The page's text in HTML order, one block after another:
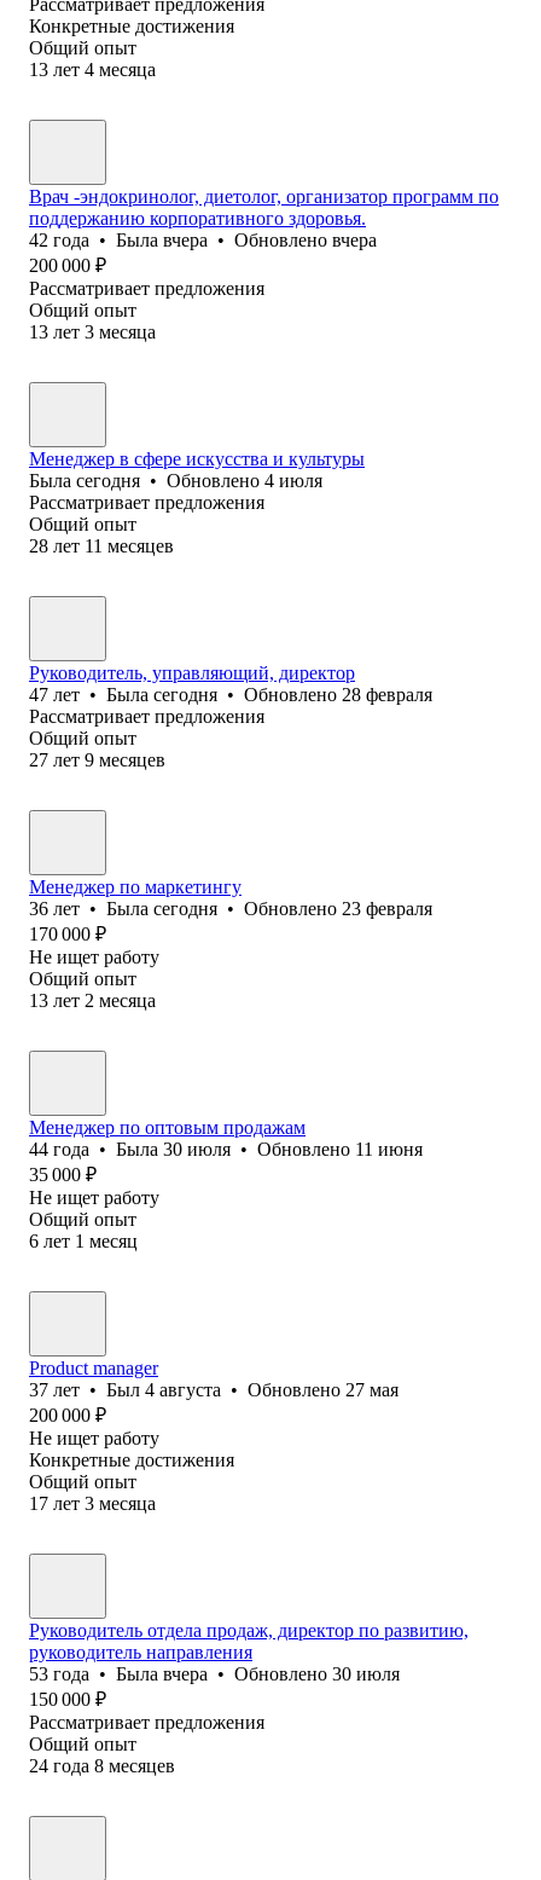
Конкретные достижения
Общий опыт
13 лет 4 месяца
Врач -эндокринолог, диетолог, организатор программ по
поддержанию корпоративного здоровья.
42 года • Была вчера • Обновлено вчера
200 000 ₽
Рассматривает предложения
Общий опыт
13 лет 3 месяца
Менеджер в сфере искусства и культуры
Была сегодня • Обновлено 4 июля
Рассматривает предложения
Общий опыт
28 лет 11 месяцев
Руководитель, управляющий, директор
47 лет • Была сегодня • Обновлено 28 февраля
Рассматривает предложения
Общий опыт
27 лет 9 месяцев
Менеджер по маркетингу
36 лет • Была сегодня • Обновлено 23 февраля
170 000 ₽
Не ищет работу
Общий опыт
13 лет 2 месяца
Менеджер по оптовым продажам
44 года • Была 30 июля • Обновлено 11 июня
35 000 ₽
Не ищет работу
Общий опыт
6 лет 1 месяц
Product manager
37 лет • Был 4 августа • Обновлено 27 мая
200 000 ₽
Не ищет работу
Конкретные достижения
Общий опыт
17 лет 3 месяца
Руководитель отдела продаж, директор по развитию,
руководитель направления
53 года • Была вчера • Обновлено 30 июля
150 000 ₽
Рассматривает предложения
Общий опыт
24 года 8 месяцев